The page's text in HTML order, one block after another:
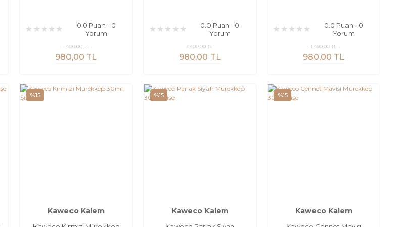
0.0 Puan - 0
Yorum
980,00 TL
1.400,00 TL
0.0 Puan - 0
Yorum
980,00 TL
1.400,00 TL
0.0 Puan - 0
Yorum
980,00 TL
1.400,00 TL
%15
Kaweco Kalem
%15
Kaweco Kalem
%15
Kaweco Kalem